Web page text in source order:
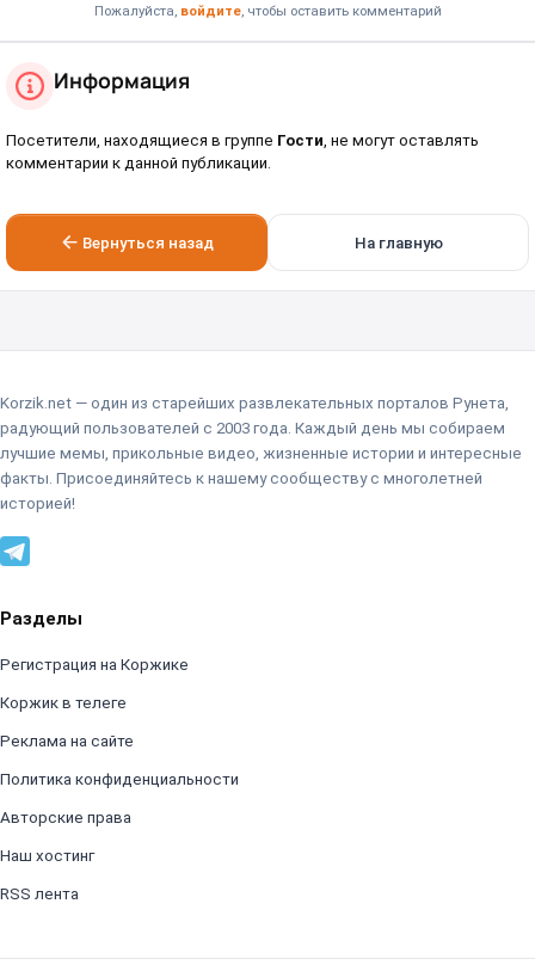
Пожалуйста, войдите, чтобы оставить комментарий
Информация
Посетители, находящиеся в группе Гости, не могут оставлять
комментарии к данной публикации.
Вернуться назад На главную
Korzik.net — один из старейших развлекательных порталов Рунета,
радующий пользователей с 2003 года. Каждый день мы собираем
лучшие мемы, прикольные видео, жизненные истории и интересные
факты. Присоединяйтесь к нашему сообществу с многолетней
историей!
Разделы
Регистрация на Коржике
Коржик в телеге
Реклама на сайте
Политика конфиденциальности
Авторские права
Наш хостинг
RSS лента